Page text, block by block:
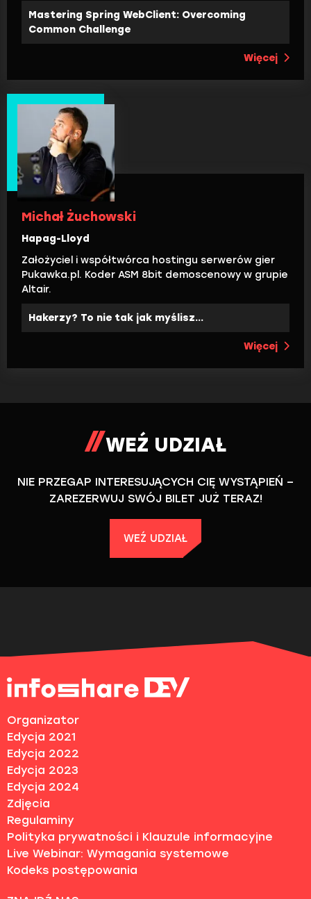
Mastering Spring WebClient: Overcoming
Common Challenge
Więcej
Michał Żuchowski
Hapag-Lloyd
Założyciel i współtwórca hostingu serwerów gier
Pukawka.pl. Koder ASM 8bit demoscenowy w grupie
Altair.
Hakerzy? To nie tak jak myślisz...
Więcej
WEŹ UDZIAŁ
NIE PRZEGAP INTERESUJĄCYCH CIĘ WYSTĄPIEŃ –
ZAREZERWUJ SWÓJ BILET JUŻ TERAZ!
WEŹ UDZIAŁ
Organizator
Edycja 2021
Edycja 2022
Edycja 2023
Edycja 2024
Zdjęcia
Regulaminy
Polityka prywatności i Klauzule informacyjne
Live Webinar: Wymagania systemowe
Kodeks postępowania